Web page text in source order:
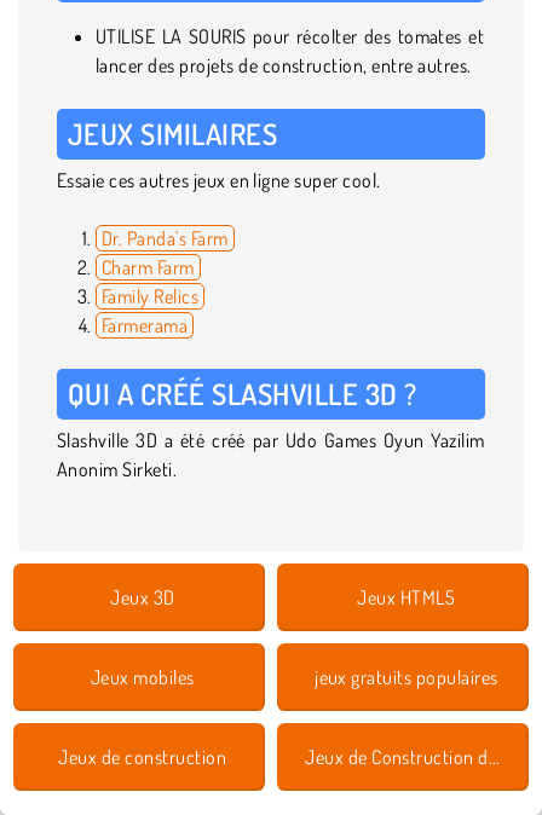
UTILISE LA SOURIS pour récolter des tomates et
lancer des projets de construction, entre autres.
JEUX SIMILAIRES
Essaie ces autres jeux en ligne super cool.
Dr. Panda's Farm
Charm Farm
Family Relics
Farmerama
QUI A CRÉÉ SLASHVILLE 3D ?
Slashville 3D a été créé par Udo Games Oyun Yazilim
Anonim Sirketi.
Jeux 3D Jeux HTML5
Jeux mobiles jeux gratuits populaires
Jeux de construction Jeux de Construction de Ville